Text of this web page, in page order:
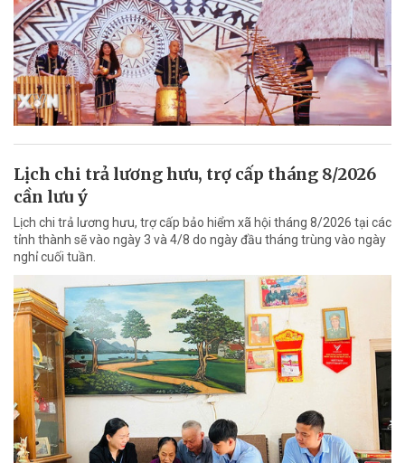
Lịch chi trả lương hưu, trợ cấp tháng 8/2026
cần lưu ý
Lịch chi trả lương hưu, trợ cấp bảo hiểm xã hội tháng 8/2026 tại các
tỉnh thành sẽ vào ngày 3 và 4/8 do ngày đầu tháng trùng vào ngày
nghỉ cuối tuần.